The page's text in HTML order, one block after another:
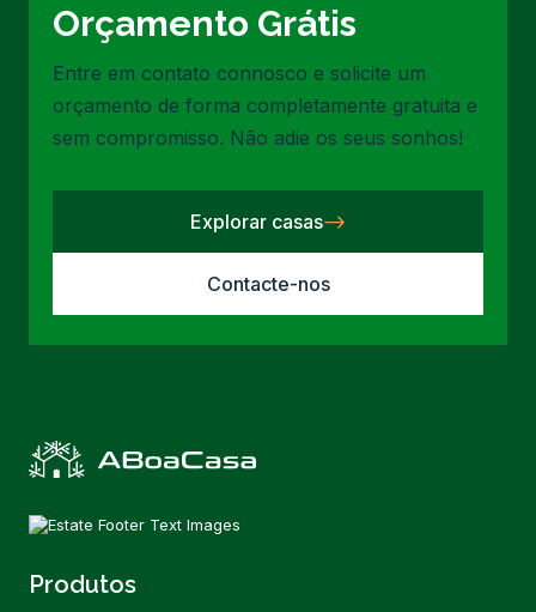
Orçamento Grátis
Entre em contato connosco e solicite um
orçamento de forma completamente gratuita e
sem compromisso. Não adie os seus sonhos!
Explorar casas
Contacte-nos
Produtos